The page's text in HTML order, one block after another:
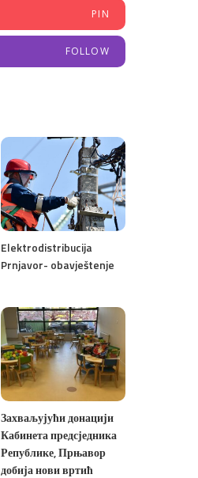
PIN
FOLLOW
Elektrodistribucija
Prnjavor- obavještenje
Захваљујући донацији
Кабинета предсједника
Републике, Прњавор
добија нови вртић